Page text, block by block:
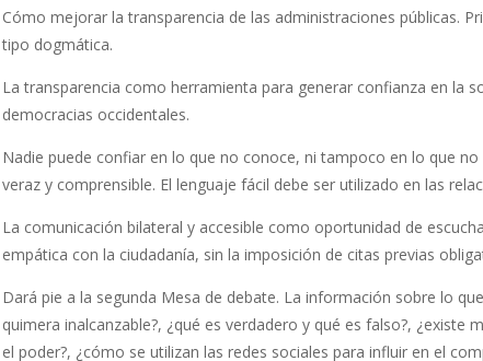
Cómo mejorar la transparencia de las administraciones públicas.
tipo dogmática.
La transparencia como herramienta para generar confianza en la
democracias occidentales.
Nadie puede confiar en lo que no conoce, ni tampoco en lo que
veraz y comprensible. El lenguaje fácil debe ser utilizado en las
La comunicación bilateral y accesible como oportunidad de
empática con la ciudadanía, sin la imposición de citas previas
Dará pie a la segunda Mesa de debate. La información sobre lo
quimera inalcanzable?, ¿qué es verdadero y qué es falso?, ¿existe
el poder?, ¿cómo se utilizan las redes sociales para influir en el